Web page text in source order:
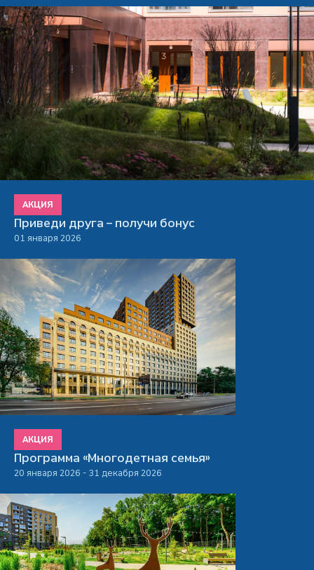
АКЦИЯ
Приведи друга – получи бонус
01 января 2026
АКЦИЯ
Программа «Многодетная семья»
20 января 2026 - 31 декабря 2026